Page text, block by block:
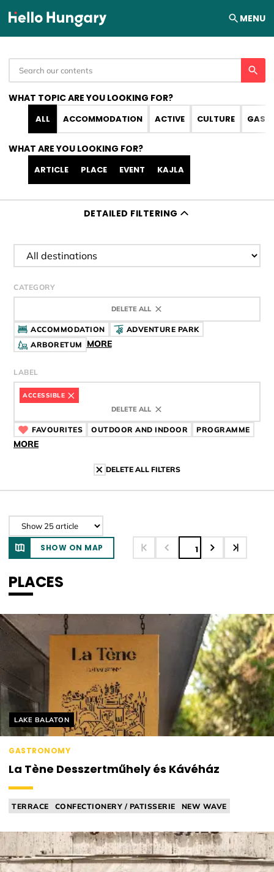
Skip to content MENU
WHAT TOPIC ARE YOU LOOKING FOR?
ALL ACCOMMODATION ACTIVE CULTURE
WHAT ARE YOU LOOKING FOR?
ARTICLE PLACE EVENT KAJLA
DETAILED FILTERING
Filter destination
CATEGORY
DELETE ALL
ACCOMMODATION
ADVENTURE PARK
ARBORETUM
MORE
LABEL
ACCESSIBLE CÍMKE
DELETE ALL
FAVOURITES CÍMKE
OUTDOOR AND INDOOR CÍMKE
PROGRAMME
MORE
DELETE ALL FILTERS
SHOW ON MAP 1
PLACES
Helyszín címkék:
LAKE BALATON
GASTRONOMY
La Tène Desszertműhely és Kávéház
TERRACE CONFECTIONERY / PATISSERIE
NEW WAVE